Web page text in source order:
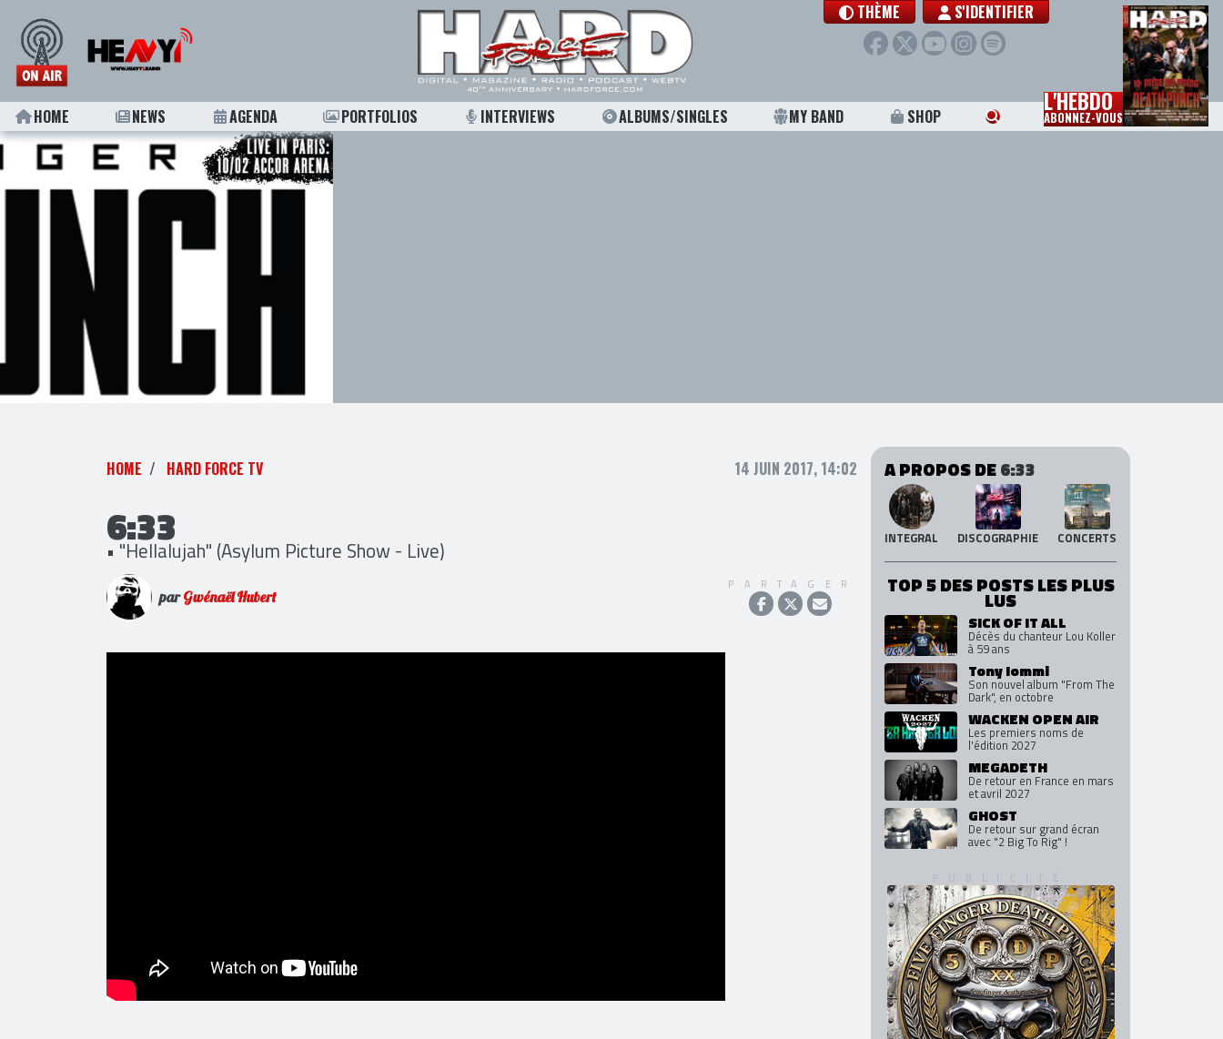
THÈME S'IDENTIFIER
HOME NEWS AGENDA PORTFOLIOS INTERVIEWS ALBUMS/SINGLES MY BAND SHOP L'HEBDO
ABONNEZ-VOUS
HOME HARD FORCE TV 14 JUIN 2017, 14:02
6:33
• "Hellalujah" (Asylum Picture Show - Live)
parGwénaël Hubert
PARTAGER
A PROPOS DE6:33
INTEGRAL DISCOGRAPHIE CONCERTS
TOP 5 DES POSTS LES PLUS
LUS
SICK OF IT ALL
Décès du chanteur Lou Koller
à 59 ans
Tony Iommi
Son nouvel album "From The
Dark", en octobre
WACKEN OPEN AIR
Les premiers noms de
l'édition 2027
MEGADETH
De retour en France en mars
et avril 2027
GHOST
De retour sur grand écran
avec "2 Big To Rig" !